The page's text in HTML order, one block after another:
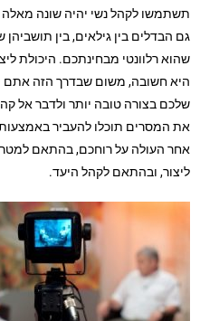
תשתמשו לקהל נשי יהיה שונה מאלה
גם הבדלים בין גילאים, בין
שהוא רלוונטי מבחינתכם. היכולת
היא חשובה, משום שבדרך הזה אתם
שלכם בצורה טובה יותר ולדבר אל
את המסרים תוכלו להעביר באמצעות
אחר העולה על רוחכם, בהתאם
ליצור, ובהתאם לקהל היעד.